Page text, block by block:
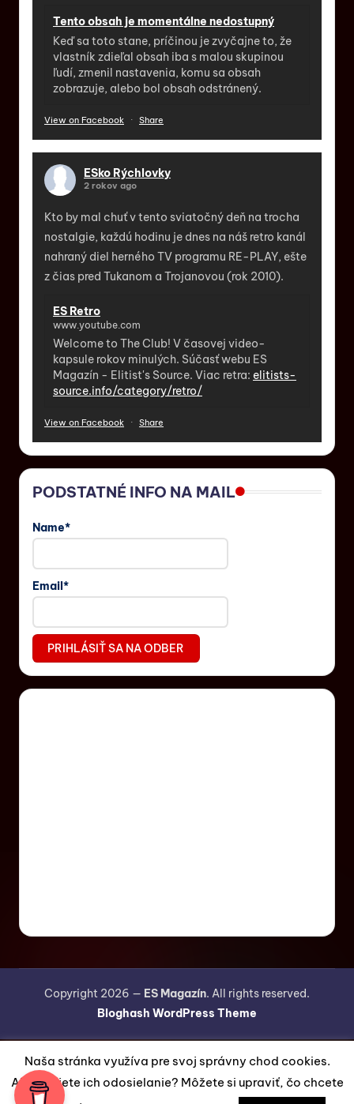
Tento obsah je momentálne nedostupný
Keď sa toto stane, príčinou je zvyčajne to, že
vlastník zdieľal obsah iba s malou skupinou
ľudí, zmenil nastavenia, komu sa obsah
zobrazuje, alebo bol obsah odstránený.
View on Facebook · Share
ESko Rýchlovky
2 rokov ago
Kto by mal chuť v tento sviatočný deň na trocha
nostalgie, každú hodinu je dnes na náš retro kanál
nahraný diel herného TV programu RE-PLAY, ešte
z čias pred Tukanom a Trojanovou (rok 2010).
ES Retro
www.youtube.com
Welcome to The Club! V časovej video-
kapsule rokov minulých. Súčasť webu ES
Magazín - Elitist's Source. Viac retra: elitists-
source.info/category/retro/
View on Facebook · Share
PODSTATNÉ INFO NA MAIL
Name*
Email*
Copyright 2026 — ES Magazín. All rights reserved.
Bloghash WordPress Theme
Naša stránka využíva pre svoj správny chod cookies.
Akceptujete ich odosielanie? Môžete si upraviť, čo chcete